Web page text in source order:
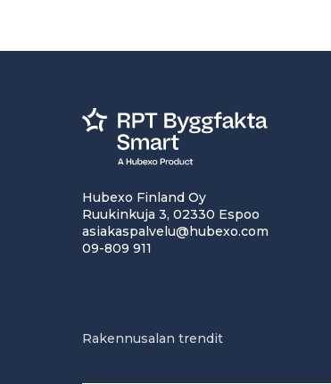
Hubexo Finland Oy
Ruukinkuja 3, 02330 Espoo
asiakaspalvelu@hubexo.com
09-809 911
Rakennusalan trendit